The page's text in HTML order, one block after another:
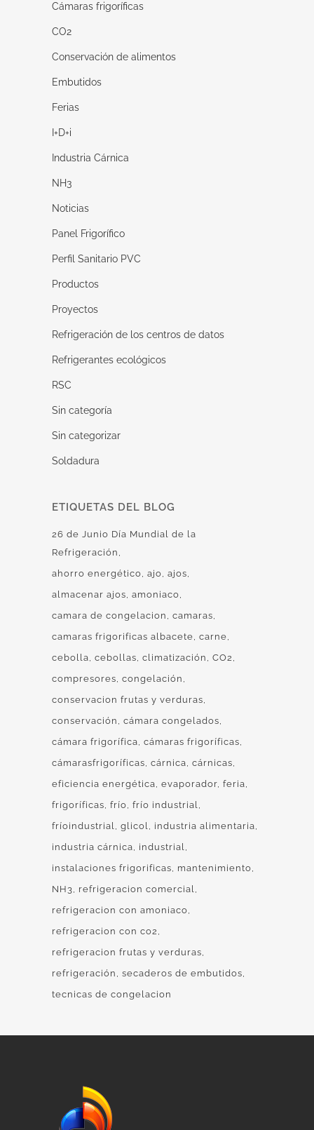
Cámaras frigoríficas
CO2
Conservación de alimentos
Embutidos
Ferias
I+D+i
Industria Cárnica
NH3
Noticias
Panel Frigorífico
Perfil Sanitario PVC
Productos
Proyectos
Refrigeración de los centros de datos
Refrigerantes ecológicos
RSC
Sin categoría
Sin categorizar
Soldadura
ETIQUETAS DEL BLOG
26 de Junio Día Mundial de la
Refrigeración
ahorro energético ajo ajos
almacenar ajos amoniaco
camara de congelacion
camaras
camaras frigorificas albacete carne
cebolla cebollas climatización
CO2
compresores congelación
conservacion frutas y verduras
conservación
cámara congelados
cámara frigorífica cámaras frigoríficas
cámarasfrigoríficas cárnica cárnicas
eficiencia energética evaporador feria
frigoríficas frío frío industrial
fríoindustrial glicol
industria alimentaria
industria cárnica
industrial
instalaciones frigorificas
mantenimiento
NH3
refrigeracion comercial
refrigeracion con amoniaco
refrigeracion con co2
refrigeracion frutas y verduras
refrigeración
secaderos de embutidos
tecnicas de congelacion